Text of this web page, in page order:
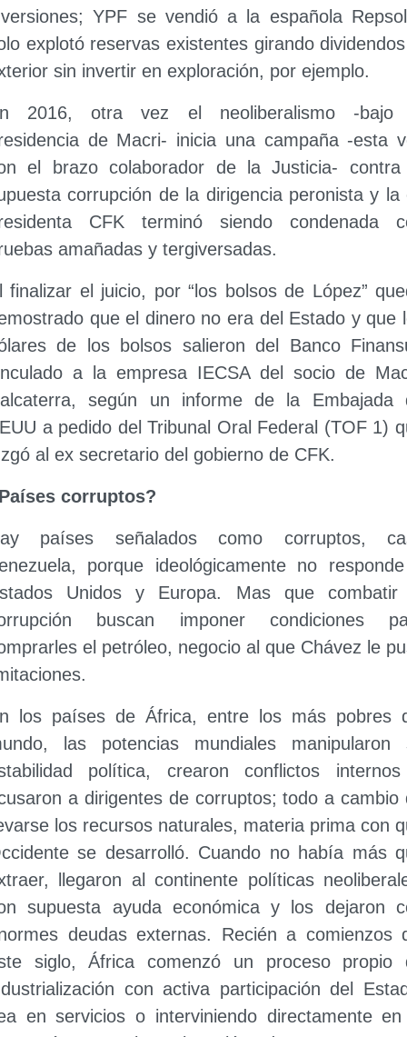
YPF se vendió a la española
explotó reservas existentes girando
sin invertir en exploración, por ejemplo.
2016, otra vez el neoliberalismo -bajo
de Macri- inicia una campaña -esta
el brazo colaborador de la Justicia-
corrupción de la dirigencia peronista y la
CFK terminó siendo condenada
amañadas y tergiversadas.
finalizar el juicio, por “los bolsos de López”
que el dinero no era del Estado y que
de los bolsos salieron del Banco
a la empresa IECSA del socio de
según un informe de la Embajada
a pedido del Tribunal Oral Federal (TOF 1)
al ex secretario del gobierno de CFK.
corruptos?
países señalados como corruptos,
porque ideológicamente no
Unidos y Europa. Mas que combatir
buscan imponer condiciones
el petróleo, negocio al que Chávez le
los países de África, entre los más pobres
las potencias mundiales manipularon
política, crearon conflictos
a dirigentes de corruptos; todo a cambio
los recursos naturales, materia prima con
se desarrolló. Cuando no había más
llegaron al continente políticas
supuesta ayuda económica y los dejaron
deudas externas. Recién a comienzos
siglo, África comenzó un proceso propio
con activa participación del
en servicios o interviniendo directamente